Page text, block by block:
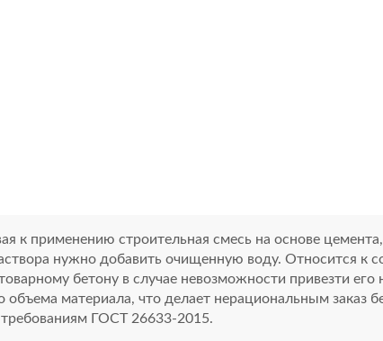
к применению строительная смесь на основе
нужно добавить очищенную воду. Относится к
бетону в случае невозможности привезти
объема материала, что делает нерациональным заказ
требованиям ГОСТ 26633-2015.